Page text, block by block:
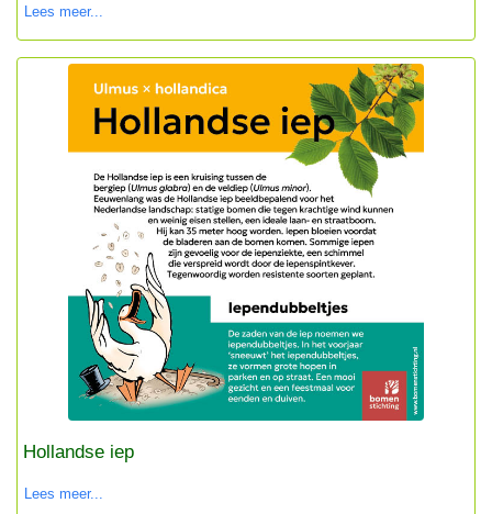
Lees meer...
Hollandse iep
Lees meer...